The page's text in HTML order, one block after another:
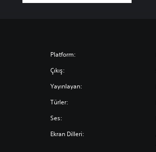
Platform:
Çıkış:
Yayınlayan:
Türler:
Ses:
Ekran Dilleri: